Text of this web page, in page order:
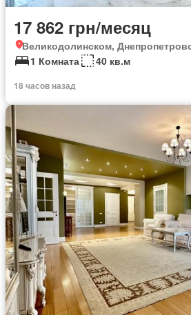
17 862 грн/месяц
Великодолинском,
1 Комната
40 кв.м
18 часов назад